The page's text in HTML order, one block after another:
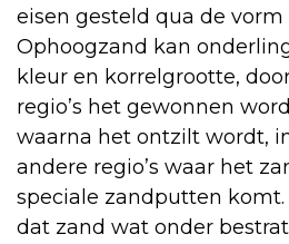
eisen gesteld qua de
Ophoogzand kan
kleur en korrelgrootte,
regio’s het gewonnen
waarna het ontzilt wordt,
andere regio’s waar het
speciale zandputten
dat zand wat onder